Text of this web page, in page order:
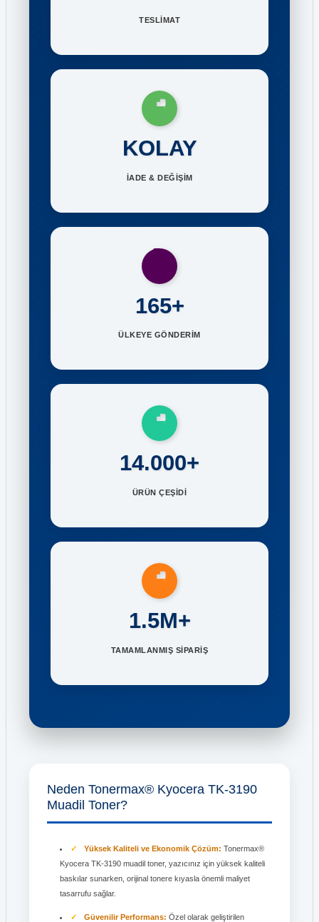
TESLİMAT
KOLAY
İADE & DEĞİŞİM
165+
ÜLKEYE GÖNDERİM
14.000+
ÜRÜN ÇEŞİDİ
1.5M+
TAMAMLANMIŞ SİPARİŞ
Neden Tonermax® Kyocera TK-3190
Muadil Toner?
Yüksek Kaliteli ve Ekonomik Çözüm: Tonermax®
Kyocera TK-3190 muadil toner, yazıcınız için yüksek kaliteli
baskılar sunarken, orijinal tonere kıyasla önemli maliyet
tasarrufu sağlar.
Güvenilir Performans: Özel olarak geliştirilen